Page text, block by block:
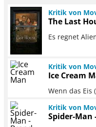
Kritik von
The Last
Es regnet
Kritik von
Ice Cream
Wenn das Eis
Kritik von
Spider-Man